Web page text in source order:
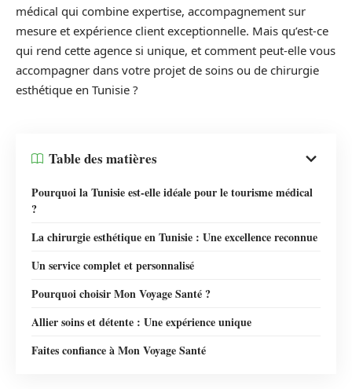
médical qui combine expertise, accompagnement sur
mesure et expérience client exceptionnelle. Mais qu’est-ce
qui rend cette agence si unique, et comment peut-elle vous
accompagner dans votre projet de soins ou de chirurgie
esthétique en Tunisie ?
Table des matières
Pourquoi la Tunisie est-elle idéale pour le tourisme médical
?
La chirurgie esthétique en Tunisie : Une excellence reconnue
Un service complet et personnalisé
Pourquoi choisir Mon Voyage Santé ?
Allier soins et détente : Une expérience unique
Faites confiance à Mon Voyage Santé